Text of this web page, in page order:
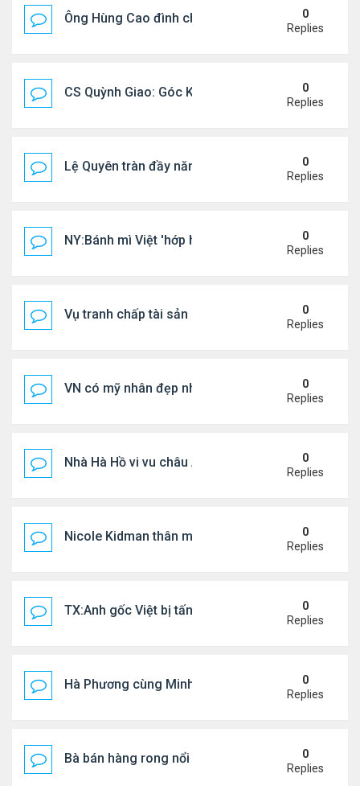
Ông Hùng Cao đình chỉ công tác quan chức 'nói
0
Replies
CS Quỳnh Giao: Góc Khuất Của Căn Bệnh Đoạt
0
Replies
Lệ Quyên tràn đầy năng lượng tại Mỹ
0
Replies
NY:Bánh mì Việt 'hớp hồn' thực khách Mỹ
0
Replies
Vụ tranh chấp tài sản của dv Đức Tiến
0
Replies
VN có mỹ nhân đẹp như búp bê bỏ showbiz lấy
0
Replies
Nhà Hà Hồ vi vu châu Âu
0
Replies
Nicole Kidman thân mật bên bf doanh nhân
0
Replies
TX:Anh gốc Việt bị tấn công dã man, khó qua khỏi
0
Replies
Hà Phương cùng Minh Tuyết đi sự kiện
0
Replies
Bà bán hàng rong nổi tiếng bị tịch thu quang gánh
0
Replies